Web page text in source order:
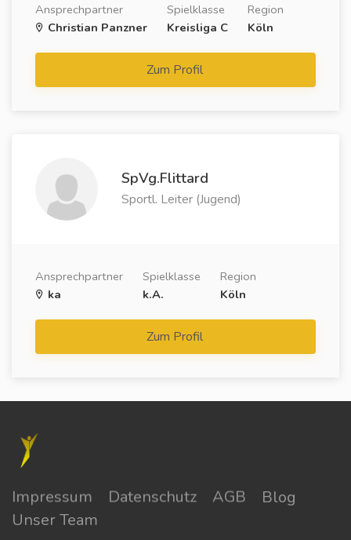
Ansprechpartner
Christian Panzner
Spielklasse
Kreisliga C
Region
Köln
Zum Profil
SpVg.Flittard
Sportl. Leiter (Jugend)
Ansprechpartner
ka
Spielklasse
k.A.
Region
Köln
Zum Profil
Impressum Datenschutz AGB
Blog
Unser Team